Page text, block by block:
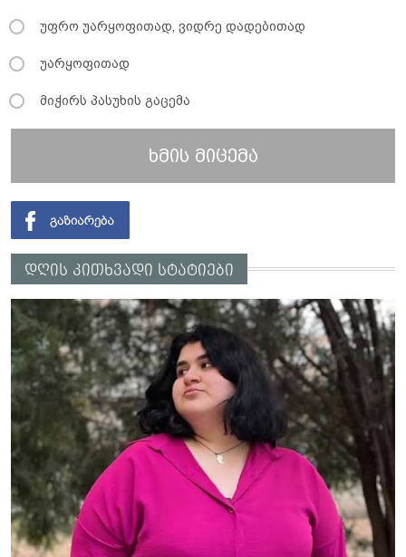
უფრო უარყოფითად, ვიდრე დადებითად
უარყოფითად
მიჭირს პასუხის გაცემა
ხმის მიცემა
დღის კითხვადი სტატიები